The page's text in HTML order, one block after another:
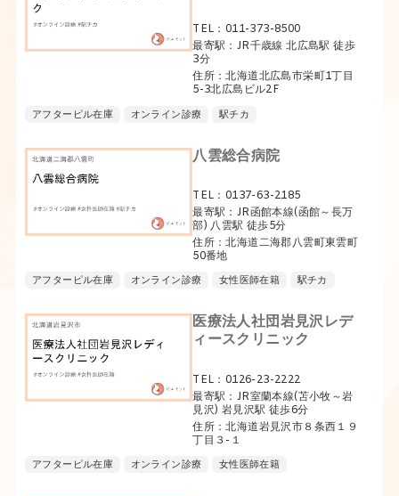
TEL：011-373-8500
最寄駅：JR千歳線 北広島駅 徒歩
3分
住所：北海道北広島市栄町1丁目
5-3北広島ビル2F
アフターピル在庫 オンライン診療 駅チカ
八雲総合病院
TEL：0137-63-2185
最寄駅：JR函館本線(函館～長万
部) 八雲駅 徒歩5分
住所：北海道二海郡八雲町東雲町
50番地
アフターピル在庫 オンライン診療 女性医師在籍 駅チカ
医療法人社団岩見沢レデ
ィースクリニック
TEL：0126-23-2222
最寄駅：JR室蘭本線(苫小牧～岩
見沢) 岩見沢駅 徒歩6分
住所：北海道岩見沢市８条西１９
丁目３-１
アフターピル在庫 オンライン診療 女性医師在籍